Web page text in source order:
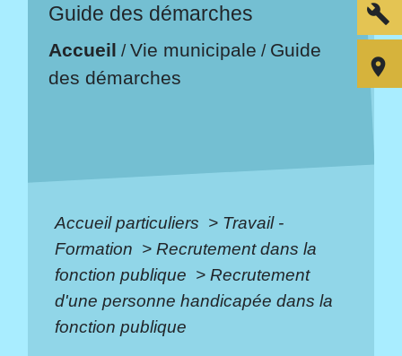
Guide des démarches
Accueil /Vie municipale / Guide
des démarches
Accueil particuliers > Travail -
Formation > Recrutement dans la
fonction publique > Recrutement
d'une personne handicapée dans la
fonction publique
build
room